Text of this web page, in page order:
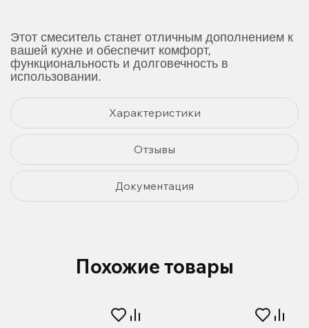
Этот смеситель станет отличным дополнением к
вашей кухне и обеспечит комфорт,
функциональность и долговечность в
использовании.
Характеристики
Отзывы
Документация
Похожие товары